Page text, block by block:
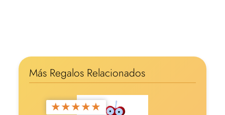
Más Regalos Relacionados
★★★★★